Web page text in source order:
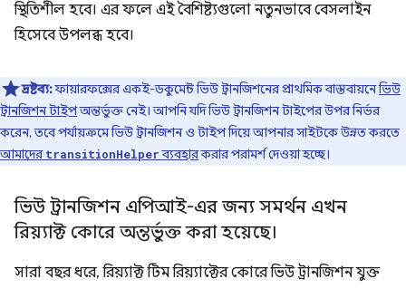
স্থিতিশীল হবে। এর ফলে এই বৈশিষ্ট্যগুলো নতুনভাবে বেসলাইন
হিসেবে উপলব্ধ হবে।
দ্রষ্টব্য:ফায়ারফক্সের একই-ডকুমেন্ট ভিউ ট্রানজিশনের প্রাথমিক বাস্তবায়নেভিউ
ট্রানজিশন টাইপঅন্তর্ভুক্ত নেই। আপনি যদি ভিউ ট্রানজিশন টাইপের উপর নির্ভর
করেন, তবে পর্যায়ক্রমে ভিউ ট্রানজিশন ও টাইপ দিয়ে আপনার সাইটকে উন্নত করতে
আমাদেরtransitionHelperব্যবহারকরার পরামর্শ দেওয়া হচ্ছে।
ভিউ ট্রানজিশন এপিআই-এর জন্য সমর্থন এখন
রিয়্যাক্ট কোরে অন্তর্ভুক্ত করা হয়েছে।
সারা বছর ধরে, রিয়্যাক্ট টিম রিয়্যাক্টের কোরে ভিউ ট্রানজিশন যুক্ত